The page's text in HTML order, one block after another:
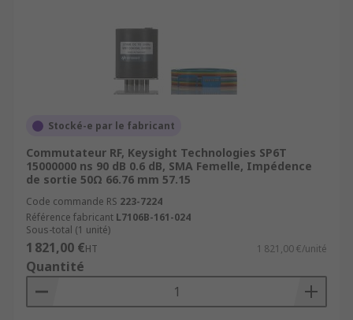
Stocké-e par le fabricant
Commutateur RF, Keysight Technologies SP6T
15000000 ns 90 dB 0.6 dB, SMA Femelle, Impédence
de sortie 50Ω 66.76 mm 57.15
Code commande RS 223-7224
Référence fabricant L7106B-161-024
Sous-total (1 unité)
1 821,00 €HT 1 821,00 €/unité
Quantité